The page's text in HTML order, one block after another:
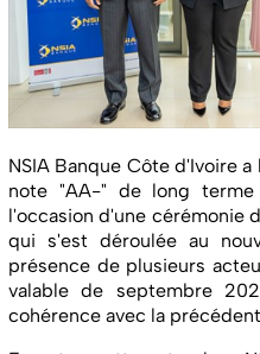
NSIA Banque Côte d'Ivoire
note "AA-" de long
l'occasion d'une cérémonie
qui s'est déroulée au
présence de plusieurs
valable de septembre
cohérence avec la